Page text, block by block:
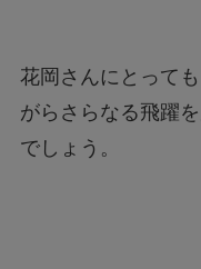
花岡さんにとって
がらさらなる飛躍
でしょう。